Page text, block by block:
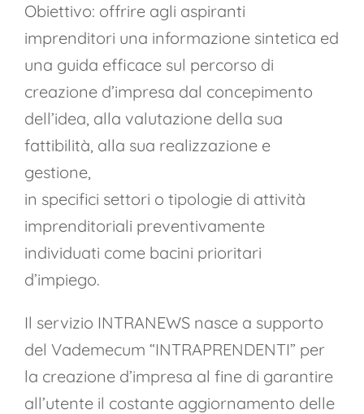
Obiettivo: offrire agli aspiranti
imprenditori una informazione sintetica ed
una guida efficace sul percorso di
creazione d’impresa dal concepimento
dell’idea, alla valutazione della sua
fattibilità, alla sua realizzazione e
gestione,
in specifici settori o tipologie di attività
imprenditoriali preventivamente
individuati come bacini prioritari
d’impiego.
Il servizio INTRANEWS nasce a supporto
del Vademecum “INTRAPRENDENTI” per
la creazione d’impresa al fine di garantire
all’utente il costante aggiornamento delle